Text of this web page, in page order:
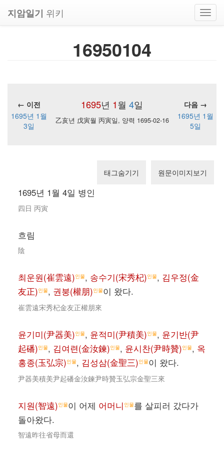
지암일기 위키
16950104
1695년 1월 4일
← 이전
다음 →
1695년 1월
3일
乙亥년 戊寅월 丙寅일, 양력 1695-02-16
1695년 1월
5일
태그숨기기 원문이미지보기
1695년 1월 4일 병인
四日 丙寅
흐림
陰
최운원(崔雲遠)인물, 송수기(宋秀杞)인물, 김우정(金
友正)인물, 권붕(權朋)인물이 왔다.
崔雲遠宋秀杞金友正權朋來
윤기미(尹器美)인물, 윤적미(尹積美)인물, 윤기반(尹
起磻)인물, 김여련(金汝鍊)인물, 윤시찬(尹時贊)인물, 옥
홍종(玉弘宗)인물, 김성삼(金聖三)인물이 왔다.
尹器美積美尹起磻金汝鍊尹時贊玉弘宗金聖三來
지원(智遠)인물이 어제 어머니 인물를 살피러 갔다가
돌아왔다.
智遠昨往省母而還